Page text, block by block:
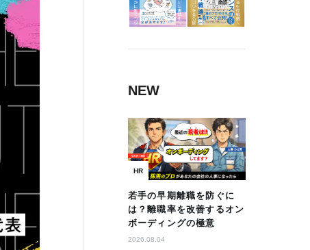
NEW
HR
若手の早期離職を防ぐに
は？離職率を改善するオン
ボーディングの極意
2026.08.04